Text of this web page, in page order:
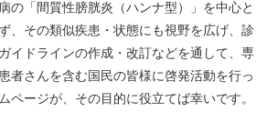
の「間質性膀胱炎（ハンナ型）」を中心と
、その類似疾患・状態にも視野を広げ、診
イドラインの作成・改訂などを通して、専
者さんを含む国民の皆様に啓発活動を行っ
ページが、その目的に役立てば幸いです。